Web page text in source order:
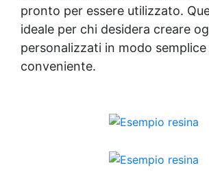
pronto per essere utilizzato.
ideale per chi desidera creare
personalizzati in modo semplice
conveniente.